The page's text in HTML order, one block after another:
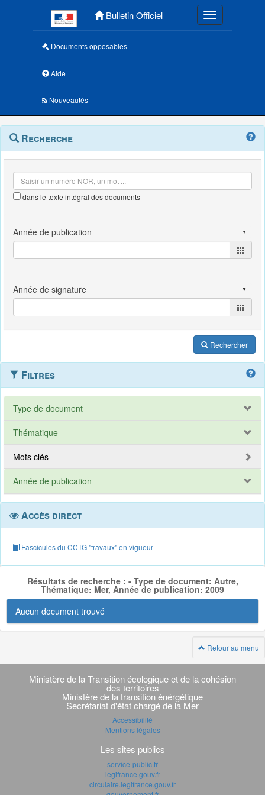
Bulletin Officiel Toggle
Documents opposables
Aide
Nouveautés
Navigation
outils
Menu
contextuel
Recherche
dans le texte intégral des documents
Rechercher
Filtres
Type de document
Thématique
Mots clés
Année de publication
Accès direct
Fascicules du CCTG "travaux" en vigueur
Résultats de recherche : - Type de document: Autre,
Thématique: Mer, Année de publication: 2009
Aucun document trouvé
Retour au menu
Navigation
transverse
Ministère de la Transition écologique et de la cohésion
des territoires
Ministère de la transition énérgétique
Secrétariat d'état chargé de la Mer
Accessibilité
Mentions légales
Les sites publics
service-public.fr
legifrance.gouv.fr
circulaire.legifrance.gouv.fr